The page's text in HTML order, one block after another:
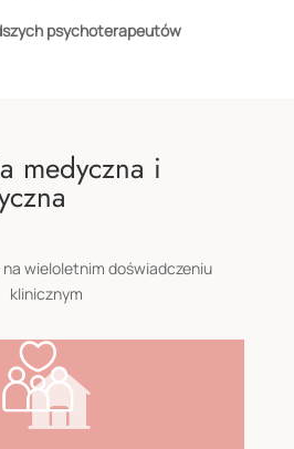
psychoterapeutów
medyczna i
wieloletnim doświadczeniu
klinicznym